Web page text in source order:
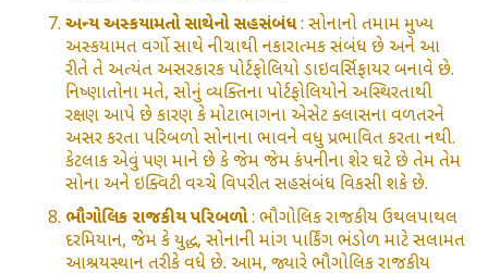
અન્ય અસ્કયામતો સાથેનો સહસંબંધ: સોનાનો તમામ મુખ્ય
અસ્કયામત વર્ગો સાથે નીચાથી નકારાત્મક સંબંધ છે અને આ
રીતે તે અત્યંત અસરકારક પોર્ટફોલિયો ડાઇવર્સિફાયર બનાવે છે.
નિષ્ણાતોના મતે, સોનું વ્યક્તિના પોર્ટફોલિયોને અસ્થિરતાથી
રક્ષણ આપે છે કારણ કે મોટાભાગના એસેટ ક્લાસના વળતરને
અસર કરતા પરિબળો સોનાના ભાવને વધુ પ્રભાવિત કરતા નથી.
કેટલાક એવું પણ માને છે કે જેમ જેમ કંપનીના શેર ઘટે છે તેમ તેમ
સોના અને ઇક્વિટી વચ્ચે વિપરીત સહસંબંધ વિકસી શકે છે.
ભૌગોલિક રાજકીય પરિબળો: ભૌગોલિક રાજકીય ઉથલપાથલ
દરમિયાન, જેમ કે યુદ્ધ, સોનાની માંગ પાર્કિંગ ભંડોળ માટે સલામત
આશ્રયસ્થાન તરીકે વધે છે. આમ, જ્યારે ભૌગોલિક રાજકીય